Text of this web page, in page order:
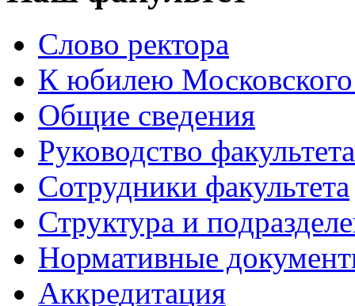
Слово ректора
К юбилею Московского
Общие сведения
Руководство факультета
Сотрудники факультета
Структура и
Нормативные
Аккредитация